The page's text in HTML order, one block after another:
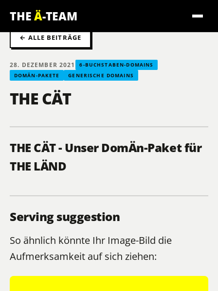
THEÄ-TEAM
← ALLE BEITRÄGE
28. DEZEMBER 2021
6-BUCHSTABEN-DOMAINS
DOMÄN-PAKETE
GENERISCHE DOMAINS
THE CÄT
THE CÄT - Unser DomÄn-Paket für
THE LÄND
Serving suggestion
So ähnlich könnte Ihr Image-Bild die
Aufmerksamkeit auf sich ziehen: